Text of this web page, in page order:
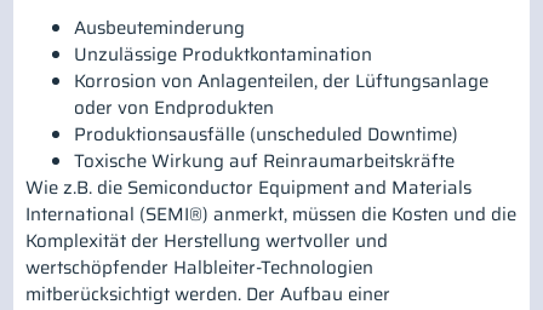
Ausbeuteminderung
Unzulässige Produktkontamination
Korrosion von Anlagenteilen, der Lüftungsanlage
oder von Endprodukten
Produktionsausfälle (unscheduled Downtime)
Toxische Wirkung auf Reinraumarbeitskräfte
Wie z.B. die Semiconductor Equipment and Materials
International (SEMI®) anmerkt, müssen die Kosten und die
Komplexität der Herstellung wertvoller und
wertschöpfender Halbleiter-Technologien
mitberücksichtigt werden. Der Aufbau einer